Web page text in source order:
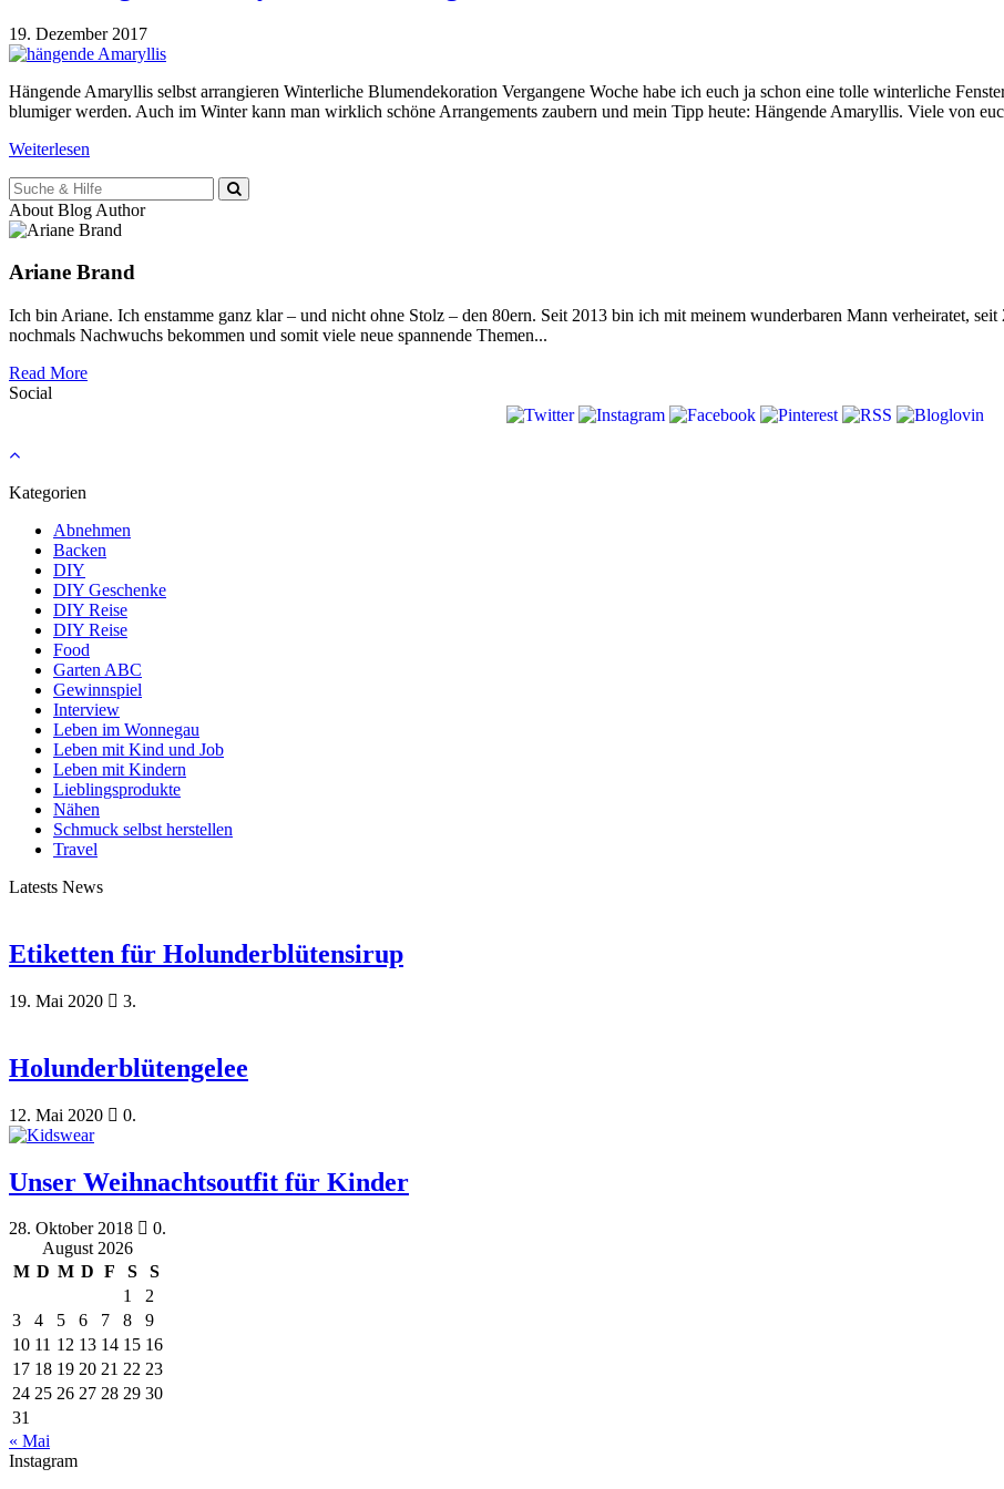
19. Dezember 2017
Hängende Amaryllis selbst arrangieren Winterliche Blumendekoration Vergangene Woche habe ich euch ja schon eine tolle winterliche
blumiger werden. Auch im Winter kann man wirklich schöne Arrangements zaubern und mein Tipp heute: Hängende Amaryllis. Viele von
Weiterlesen
Suche
für:
About Blog Author
Ariane Brand
Ich bin Ariane. Ich enstamme ganz klar – und nicht ohne Stolz – den 80ern. Seit 2013 bin ich mit meinem wunderbaren Mann verheiratet,
nochmals Nachwuchs bekommen und somit viele neue spannende Themen...
Read More
Social
Kategorien
Abnehmen
Backen
DIY
DIY Geschenke
DIY Reise
DIY Reise
Food
Garten ABC
Gewinnspiel
Interview
Leben im Wonnegau
Leben mit Kind und Job
Leben mit Kindern
Lieblingsprodukte
Nähen
Schmuck selbst herstellen
Travel
Latests News
Etiketten für Holunderblütensirup
19. Mai 2020 3.
Holunderblütengelee
12. Mai 2020 0.
Unser Weihnachtsoutfit für Kinder
28. Oktober 2018
0.
August 2026
M D M D F S
S
1
2
3
4 5 6 7 8
9
10 11 12 13 14 15 16
17 18 19 20 21 22 23
24 25 26 27 28 29 30
31
« Mai
Instagram